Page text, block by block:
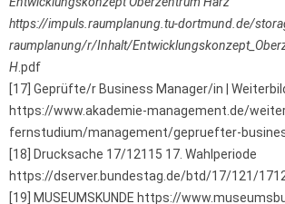
https://impuls.raumplanung.tu-dortmund.de/
raumplanung/r/Inhalt/
H.pdf
[17] Geprüfte/r Business Manager/in |
https://www.akademie-management.de/
fernstudium/management/gepruefter-
[18] Drucksache 17/12115 17. Wahlperiode
https://dserver.bundestag.de/btd/17/121/
[19] MUSEUMSKUNDE https://